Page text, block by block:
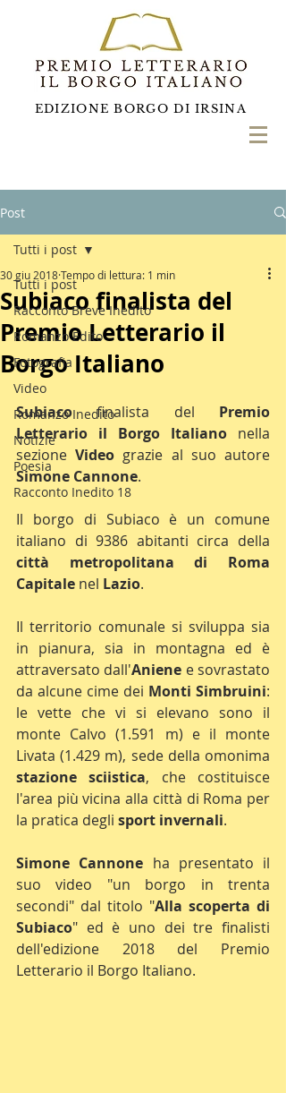
EDIZIONE BORGO DI IRSINA
Post
Tutti i post
Racconto Breve Inedito
Romanzo Edito
Fotografia
Video
Romanzo Inedito
Notizie
Poesia
Racconto Inedito 18
Tutti i post
Subiaco finalista del
Premio Letterario il
Borgo Italiano
30 giu 2018Tempo di lettura: 1 min
Subiaco finalista del Premio
Letterario il Borgo Italiano nella
sezione Video
Simone Cannone.
Il borgo di Subiaco è un comune
città metropolitana di Roma
Capitale nel Lazio.
Il territorio comunale si sviluppa sia
in pianura, sia in montagna ed è
attraversato dall'Aniene e sovrastato
da alcune cime dei Monti Simbruini:
le vette che vi si elevano sono il
monte Calvo (1.591 m) e il monte
stazione sciistica, che costituisce
l'area più vicina alla città di Roma per
la pratica degli sport invernali.
Simone Cannone ha presentato il
suo video "un borgo in trenta
secondi" dal titolo "Alla scoperta di
Subiaco" ed è uno dei tre finalisti
dell'edizione 2018 del Premio
Letterario il Borgo Italiano.